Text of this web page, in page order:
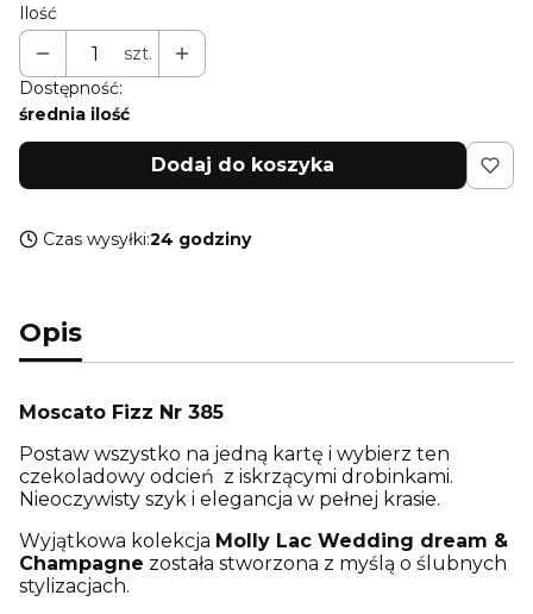
Ilość
szt.
Dostępność:
średnia ilość
Dodaj do koszyka
Czas wysyłki:24 godziny
Opis
Moscato Fizz Nr 385
Postaw wszystko na jedną kartę i wybierz ten
czekoladowy odcień z iskrzącymi drobinkami.
Nieoczywisty szyk i elegancja w pełnej krasie.
Wyjątkowa kolekcja Molly Lac Wedding dream &
Champagne została stworzona z myślą o ślubnych
stylizacjach.